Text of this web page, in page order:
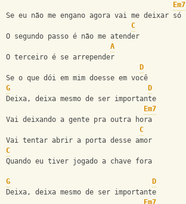
Em7
Se eu não me engano agora vai me deixar só
C
O segundo passo é não me atender
A
O terceiro é se arrepender
D
Se o que dói em mim doesse em você
G
D
Deixa, deixa mesmo de ser importante
Em7
Vai deixando a gente pra outra hora
C
Vai tentar abrir a porta desse amor
C
Quando eu tiver jogado a chave fora
G
D
Deixa, deixa mesmo de ser importante